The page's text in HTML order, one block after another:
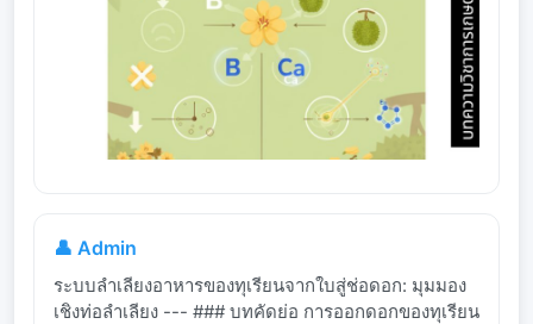
👤 Admin
ระบบลำเลียงอาหารของทุเรียนจากใบสู่ช่อดอก: มุมมอง
เชิงท่อลำเลียง --- ### บทคัดย่อ การออกดอกของทุเรียน